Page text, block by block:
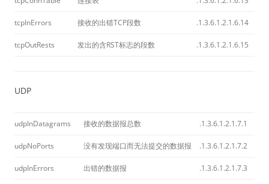
tcpInErrors 接收的出错TCP段数 .1.3.6.1.2.1.6.14
tcpOutRests 发出的含RST标志的段数 .1.3.6.1.2.1.6.15
UDP
udpInDatagrams 接收的数据报总数 .1.3.6.1.2.1.7.1
udpNoPorts 没有发现端口而无法提交的数据报 .1.3.6.1.2.1.7.2
udpInErrors 出错的数据报 .1.3.6.1.2.1.7.3